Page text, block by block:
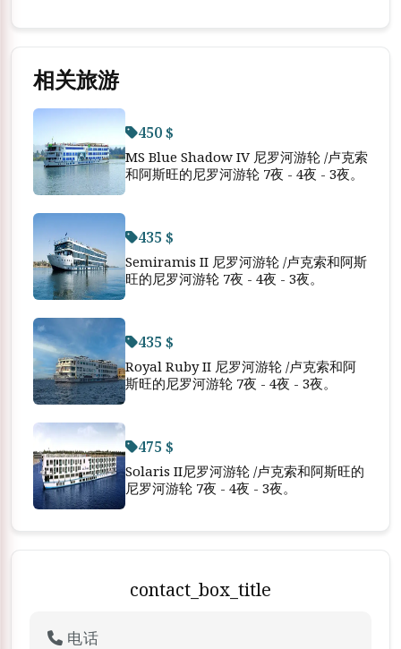
相关旅游
450 $
MS Blue Shadow IV 尼罗河游轮 /卢克索
和阿斯旺的尼罗河游轮 7夜 - 4夜 - 3夜。
435 $
Semiramis II 尼罗河游轮 /卢克索和阿斯
旺的尼罗河游轮 7夜 - 4夜 - 3夜。
435 $
Royal Ruby II 尼罗河游轮 /卢克索和阿
斯旺的尼罗河游轮 7夜 - 4夜 - 3夜。
475 $
Solaris II尼罗河游轮 /卢克索和阿斯旺的
尼罗河游轮 7夜 - 4夜 - 3夜。
contact_box_title
电话